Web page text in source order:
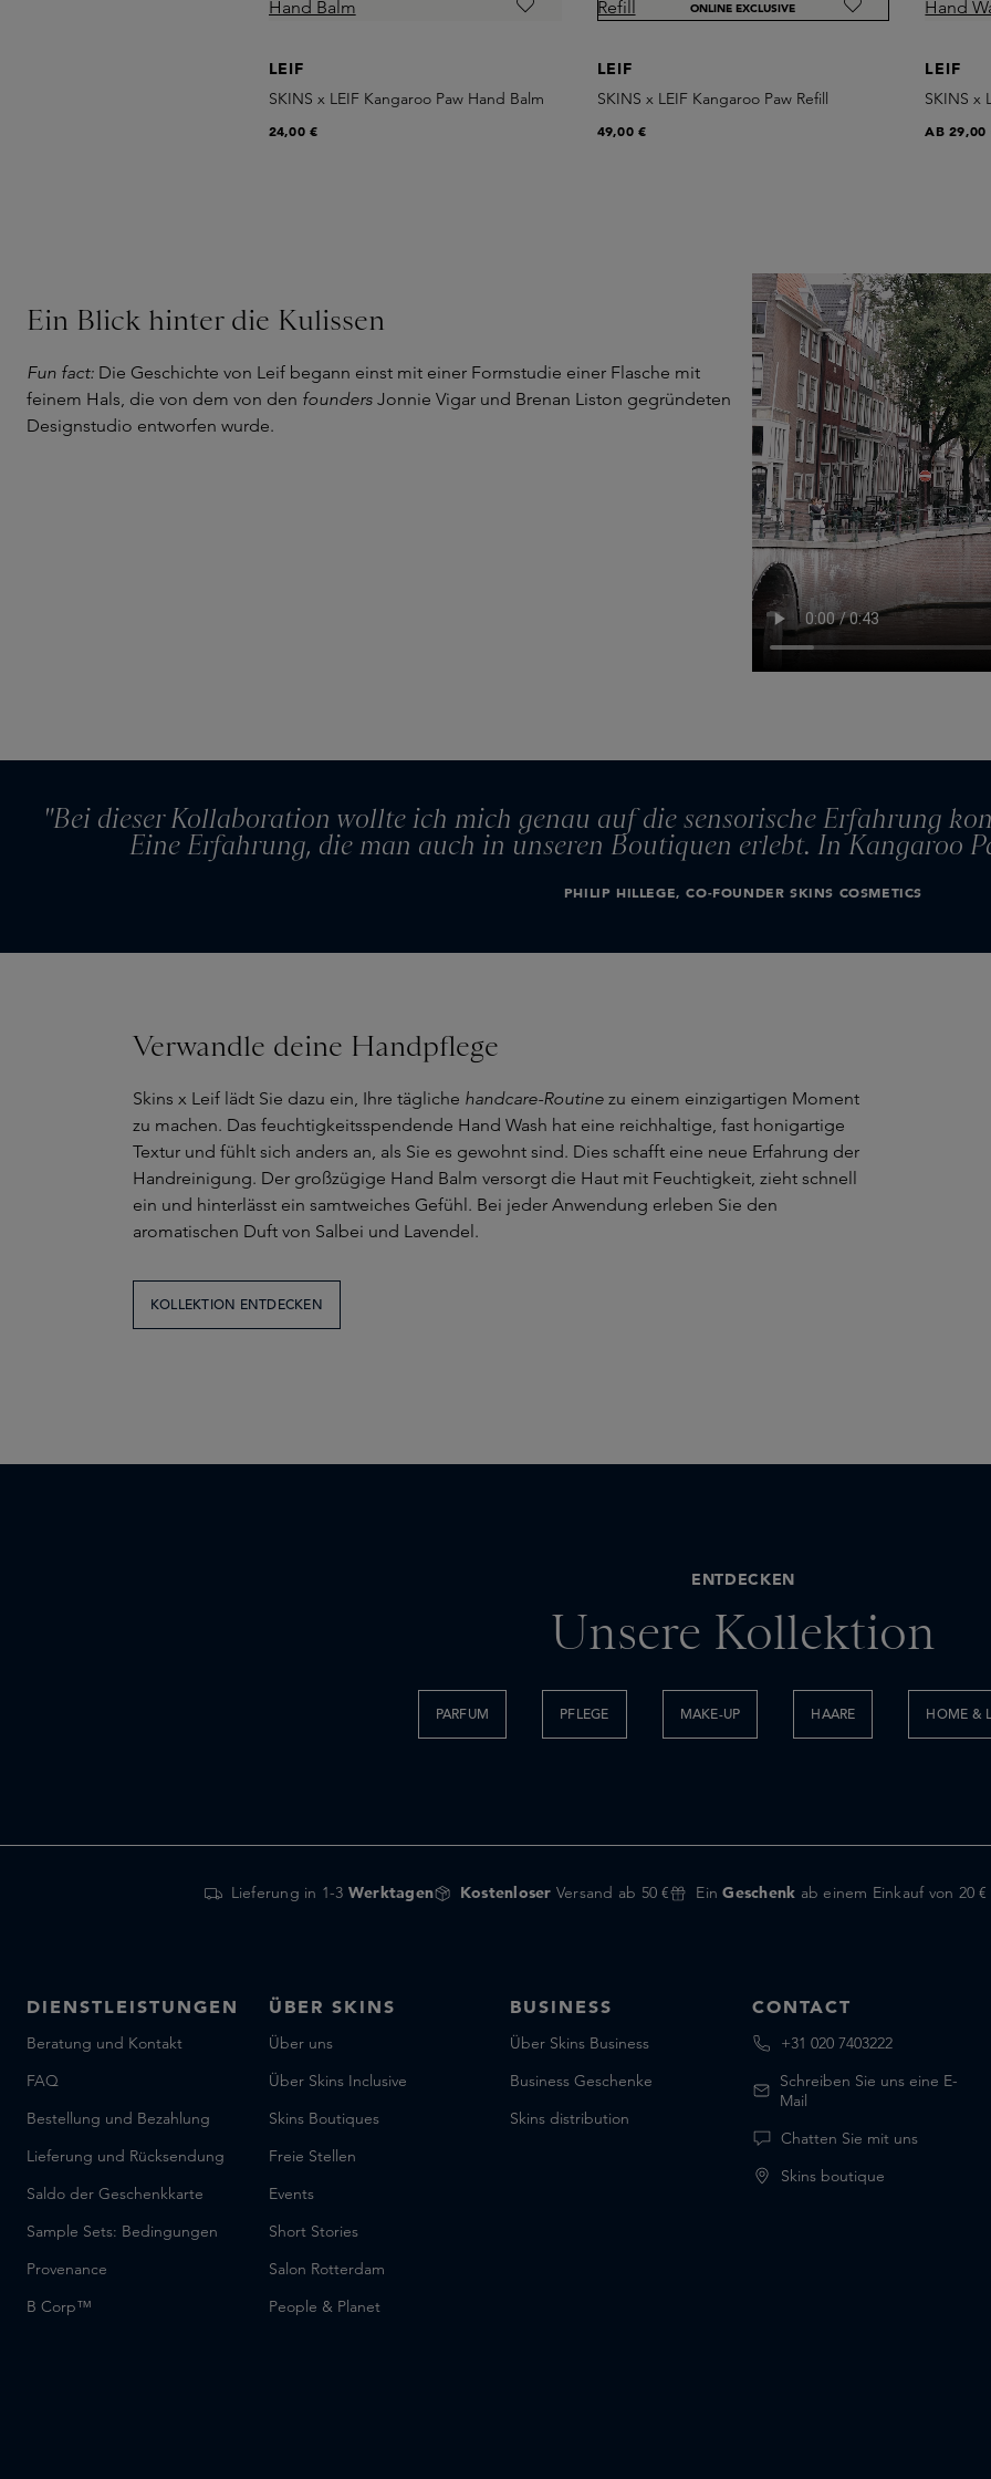
LEIF
SKINS x LEIF Kangaroo Paw Hand Balm
24,00 €
ONLINE EXCLUSIVE
LEIF
SKINS x LEIF Kangaroo Paw Refill
49,00 €
LEIF
SKINS x
AB29,00
Ein Blick hinter die Kulissen
Fun fact: Die Geschichte von Leif begann einst mit einer Formstudie einer Flasche mit
feinem Hals, die von dem von den founders Jonnie Vigar und Brenan Liston gegründeten
Designstudio entworfen wurde.
"Bei dieser Kollaboration wollte ich mich genau auf die sensorische Erfahrung
Eine Erfahrung, die man auch in unseren Boutiquen erlebt. In Kangaroo
PHILIP HILLEGE, CO-FOUNDER SKINS COSMETICS
Verwandle deine Handpflege
Skins x Leif lädt Sie dazu ein, Ihre tägliche handcare-Routine zu einem einzigartigen Moment
zu machen. Das feuchtigkeitsspendende Hand Wash hat eine reichhaltige, fast honigartige
Textur und fühlt sich anders an, als Sie es gewohnt sind. Dies schafft eine neue Erfahrung der
Handreinigung. Der großzügige Hand Balm versorgt die Haut mit Feuchtigkeit, zieht schnell
ein und hinterlässt ein samtweiches Gefühl. Bei jeder Anwendung erleben Sie den
aromatischen Duft von Salbei und Lavendel.
KOLLEKTION ENTDECKEN
ENTDECKEN
Unsere Kollektion
PARFUM PFLEGE MAKE-UP HAARE HOME &
Lieferung in 1-3 Werktagen Kostenloser Versand ab 50 € EinGeschenk ab einem Einkauf von 20 €
DIENSTLEISTUNGEN
Beratung und Kontakt
FAQ
Bestellung und Bezahlung
Lieferung und Rücksendung
Saldo der Geschenkkarte
Sample Sets: Bedingungen
Provenance
B Corp™
ÜBER SKINS
Über uns
Über Skins Inclusive
Skins Boutiques
Freie Stellen
Events
Short Stories
Salon Rotterdam
People & Planet
BUSINESS
Über Skins Business
Business Geschenke
Skins distribution
CONTACT
+31 020 7403222
Schreiben Sie uns eine E-
Mail
Chatten Sie mit uns
Skins boutique